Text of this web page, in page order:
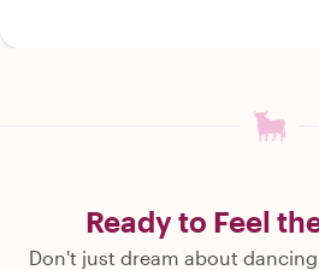
Ready to Feel
Don't just dream about